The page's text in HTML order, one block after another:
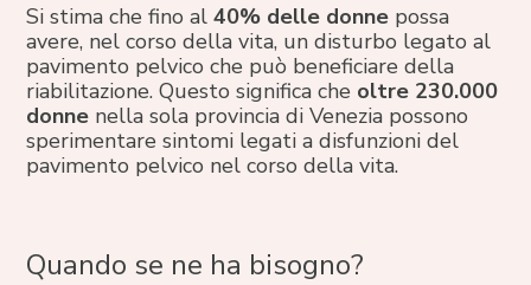
Si stima che fino al40% delle donne possa
avere, nel corso della vita, un disturbo legato al
pavimento pelvico che può beneficiare della
riabilitazione. Questo significa che oltre 230.000
donne nella sola provincia di Venezia possono
sperimentare sintomi legati a disfunzioni del
pavimento pelvico nel corso della vita.
Quando se ne ha bisogno?